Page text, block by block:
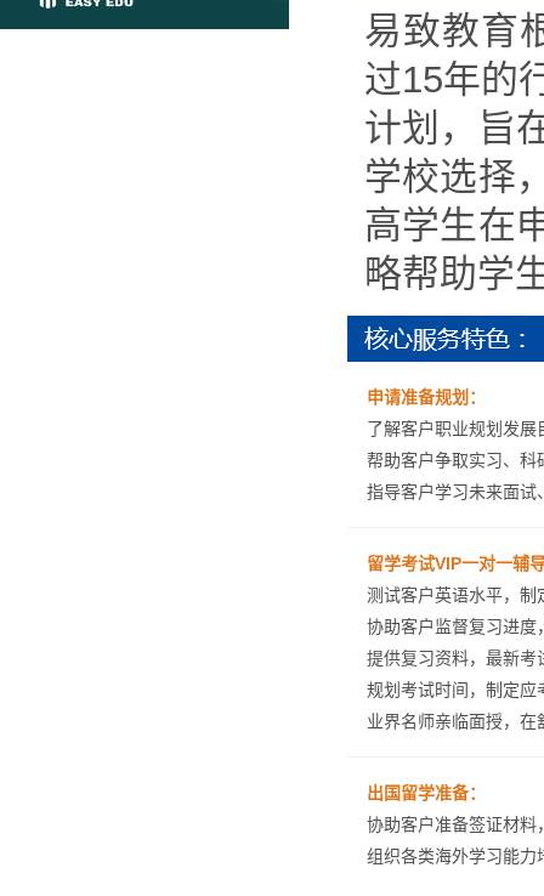
易致教育
过15年的
计划，旨
学校选择
高学生在
略帮助学
申请准备规划：
了解客户职业规划发
帮助客户争取实习、科
指导客户学习未来面试
留学考试VIP一对一辅
测试客户英语水平，制
协助客户监督复习进度
提供复习资料，最新考
规划考试时间，制定应
业界名师亲临面授，
出国留学准备：
协助客户准备签证材料
组织各类海外学习能力